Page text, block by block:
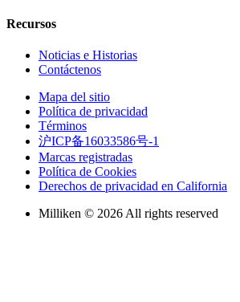
Recursos
Noticias e Historias
Contáctenos
Mapa del sitio
Política de privacidad
Términos
沪ICP备16033586号-1
Marcas registradas
Política de Cookies
Derechos de privacidad en California
Milliken © 2026 All rights reserved